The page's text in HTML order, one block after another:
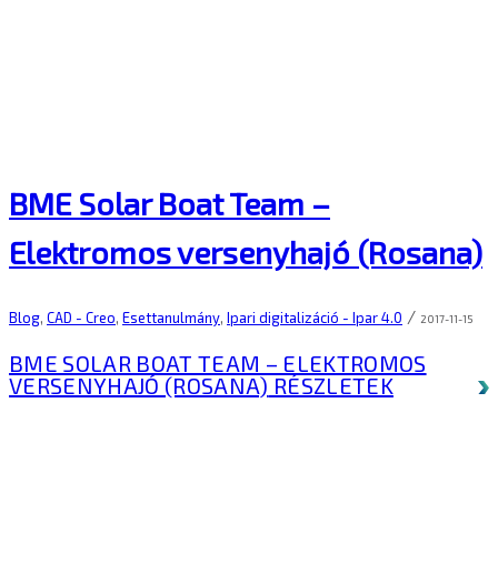
BME Solar Boat Team –
Elektromos versenyhajó (Rosana)
Blog, CAD - Creo, Esettanulmány, Ipari digitalizáció - Ipar 4.0 / 2017-11-15
BME SOLAR BOAT TEAM – ELEKTROMOS
VERSENYHAJÓ (ROSANA) RÉSZLETEK